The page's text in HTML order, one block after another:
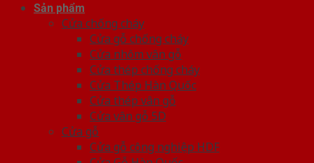
Sản phẩm
Cửa chống cháy
Cửa gỗ chống cháy
Cửa nhôm vân gỗ
Cửa thép chống cháy
Cửa Thép Hàn Quốc
Cửa thép vân gỗ
Cửa vân gỗ 5D
Cửa gỗ
Cửa gỗ công nghiệp HDF